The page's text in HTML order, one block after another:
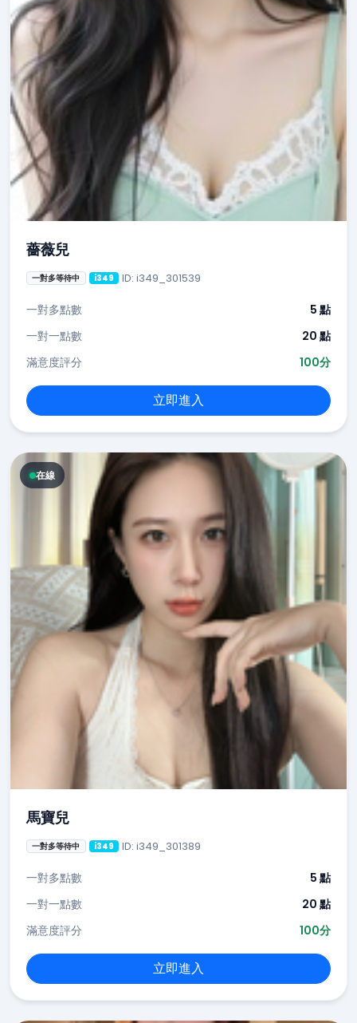
薔薇兒
一對多等待中 i349 ID: i349_301539
一對多點數
5 點
一對一點數
20 點
滿意度評分
100分
立即進入
在線
馬寶兒
一對多等待中 i349 ID: i349_301389
一對多點數
5 點
一對一點數
20 點
滿意度評分
100分
立即進入